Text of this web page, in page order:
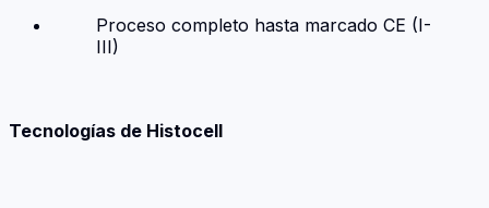
Proceso completo hasta marcado CE (I-
III)
Tecnologías de Histocell